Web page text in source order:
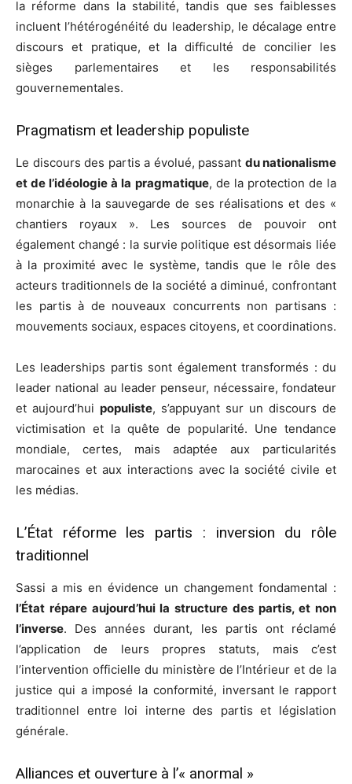
la réforme dans la stabilité, tandis que ses faiblesses
incluent l’hétérogénéité du leadership, le décalage entre
discours et pratique, et la difficulté de concilier les
sièges parlementaires et les responsabilités
gouvernementales.
Pragmatism et leadership populiste
Le discours des partis a évolué, passant du nationalisme
et de l’idéologie à la pragmatique, de la protection de la
monarchie à la sauvegarde de ses réalisations et des «
chantiers royaux ». Les sources de pouvoir ont
également changé : la survie politique est désormais liée
à la proximité avec le système, tandis que le rôle des
acteurs traditionnels de la société a diminué, confrontant
les partis à de nouveaux concurrents non partisans :
mouvements sociaux, espaces citoyens, et coordinations.
Les leaderships partis sont également transformés : du
leader national au leader penseur, nécessaire, fondateur
et aujourd’hui populiste, s’appuyant sur un discours de
victimisation et la quête de popularité. Une tendance
mondiale, certes, mais adaptée aux particularités
marocaines et aux interactions avec la société civile et
les médias.
L’État réforme les partis : inversion du rôle
traditionnel
Sassi a mis en évidence un changement fondamental :
l’État répare aujourd’hui la structure des partis, et non
l’inverse. Des années durant, les partis ont réclamé
l’application de leurs propres statuts, mais c’est
l’intervention officielle du ministère de l’Intérieur et de la
justice qui a imposé la conformité, inversant le rapport
traditionnel entre loi interne des partis et législation
générale.
Alliances et ouverture à l’« anormal »